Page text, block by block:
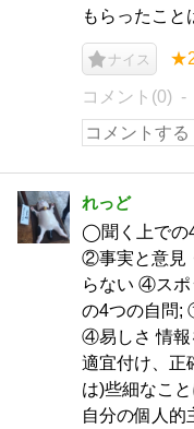
もらったこと
ナイス
コメント(0)
れっど
◯聞く上での
②事実と意見
らない ④ス
の4つの自問;
④易しさ 情報
適宜付け、正
は)些細なこ
自分の個人的